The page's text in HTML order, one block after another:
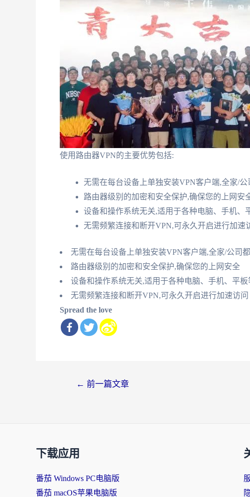
使用路由器VPN的主要优势包括:
无需在每台设备上单独安装VPN客户端,全家/公
路由器级别的加密和安全保护,确保您的上网安
设备和操作系统无关,适用于各种电脑、手机、
无需频繁连接和断开VPN,可永久开启进行加速
无需在每台设备上单独安装VPN客户端,全家/公司
路由器级别的加密和安全保护,确保您的上网安全
设备和操作系统无关,适用于各种电脑、手机、平板
无需频繁连接和断开VPN,可永久开启进行加速访问
Spread the love
← 前一篇文章
下载应用
番茄 Windows PC电脑版
番茄 macOS苹果电脑版